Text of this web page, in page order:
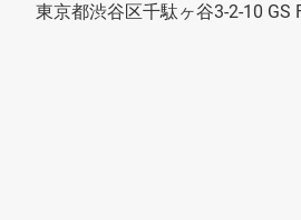
東京都渋谷区千駄ヶ谷3-2-10 GS